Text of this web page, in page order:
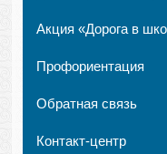
Акция «Дорога в
Профориентация
Обратная связь
Контакт-центр